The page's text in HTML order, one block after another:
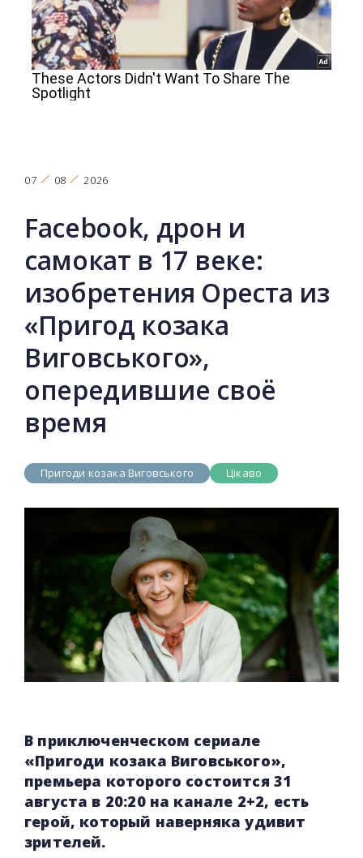
07 08 2026
Facebook, дрон и
самокат в 17 веке:
изобретения Ореста из
«Пригод козака
Виговського»,
опередившие своё
время
Пригоди козака Виговського Цікаво
В приключенческом сериале
«Пригоди козака Виговського»,
премьера которого состоится 31
августа в 20:20 на канале 2+2, есть
герой, который наверняка удивит
зрителей.